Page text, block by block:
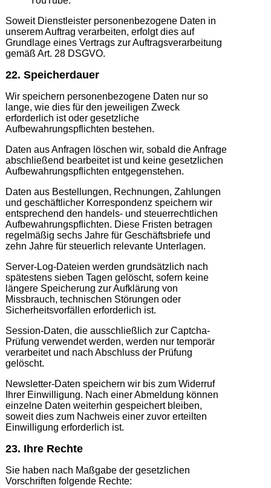
Soweit Dienstleister personenbezogene Daten in
unserem Auftrag verarbeiten, erfolgt dies auf
Grundlage eines Vertrags zur Auftragsverarbeitung
gemäß Art. 28 DSGVO.
22. Speicherdauer
Wir speichern personenbezogene Daten nur so
lange, wie dies für den jeweiligen Zweck
erforderlich ist oder gesetzliche
Aufbewahrungspflichten bestehen.
Daten aus Anfragen löschen wir, sobald die Anfrage
abschließend bearbeitet ist und keine gesetzlichen
Aufbewahrungspflichten entgegenstehen.
Daten aus Bestellungen, Rechnungen, Zahlungen
und geschäftlicher Korrespondenz speichern wir
entsprechend den handels- und steuerrechtlichen
Aufbewahrungspflichten. Diese Fristen betragen
regelmäßig sechs Jahre für Geschäftsbriefe und
zehn Jahre für steuerlich relevante Unterlagen.
Server-Log-Dateien werden grundsätzlich nach
spätestens sieben Tagen gelöscht, sofern keine
längere Speicherung zur Aufklärung von
Missbrauch, technischen Störungen oder
Sicherheitsvorfällen erforderlich ist.
Session-Daten, die ausschließlich zur Captcha-
Prüfung verwendet werden, werden nur temporär
verarbeitet und nach Abschluss der Prüfung
gelöscht.
Newsletter-Daten speichern wir bis zum Widerruf
Ihrer Einwilligung. Nach einer Abmeldung können
einzelne Daten weiterhin gespeichert bleiben,
soweit dies zum Nachweis einer zuvor erteilten
Einwilligung erforderlich ist.
23. Ihre Rechte
Sie haben nach Maßgabe der gesetzlichen
Vorschriften folgende Rechte: